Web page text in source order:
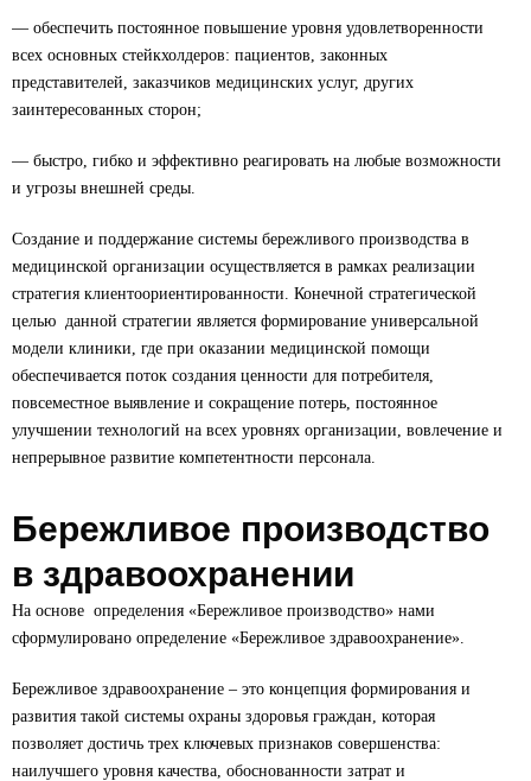
— обеспечить постоянное повышение уровня удовлетворенности
всех основных стейкхолдеров: пациентов, законных
представителей, заказчиков медицинских услуг, других
заинтересованных сторон;
— быстро, гибко и эффективно реагировать на любые возможности
и угрозы внешней среды.
Создание и поддержание системы бережливого производства в
медицинской организации осуществляется в рамках реализации
стратегия клиентоориентированности. Конечной стратегической
целью данной стратегии является формирование универсальной
модели клиники, где при оказании медицинской помощи
обеспечивается поток создания ценности для потребителя,
повсеместное выявление и сокращение потерь, постоянное
улучшении технологий на всех уровнях организации, вовлечение и
непрерывное развитие компетентности персонала.
Бережливое производство
в здравоохранении
На основе определения «Бережливое производство» нами
сформулировано определение «Бережливое здравоохранение».
Бережливое здравоохранение – это концепция формирования и
развития такой системы охраны здоровья граждан, которая
позволяет достичь трех ключевых признаков совершенства:
наилучшего уровня качества, обоснованности затрат и